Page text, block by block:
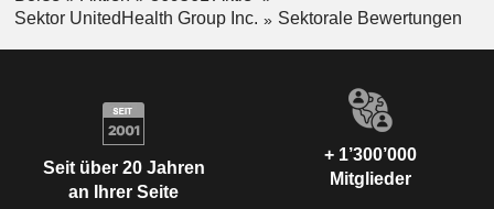
Sektor UnitedHealth Group Inc.
Sektorale Bewertungen
Seit über 20 Jahren
an Ihrer Seite
+ 1’300’000
Mitglieder